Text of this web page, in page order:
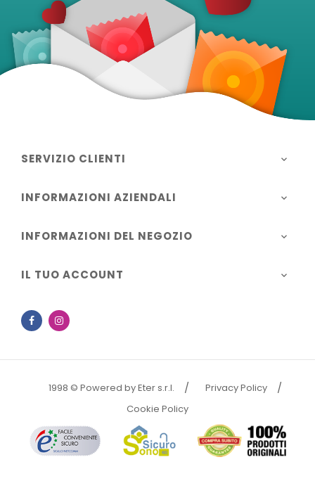
SERVIZIO CLIENTI 
INFORMAZIONI AZIENDALI 
INFORMAZIONI DEL NEGOZIO 
IL TUO ACCOUNT 
Facebook
1998 © Powered by Eter s.r.l.
Privacy Policy
Cookie Policy